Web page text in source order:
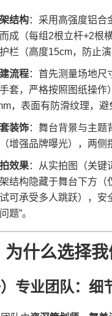
结构​：采用高强度铝合
成（每组2根立杆+2根
栏（高度15cm，防止
流程​：首先测量场地尺
套，严格按照图纸操作
，表面有防滑纹理，避
装饰​：舞台背景与主题
增强品牌曝光），两侧
效果​：从实拍图（关键
结构隐藏于舞台下方（
可承受多人跳跃），安
题”。
为什么选择
）专业团队：